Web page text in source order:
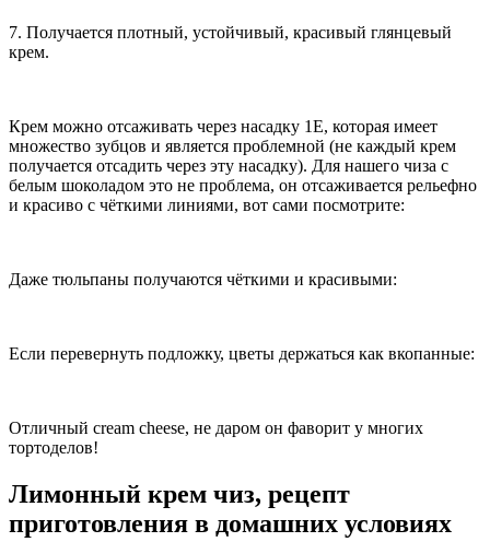
7. Получается плотный, устойчивый, красивый глянцевый
крем.
Крем можно отсаживать через насадку 1Е, которая имеет
множество зубцов и является проблемной (не каждый крем
получается отсадить через эту насадку). Для нашего чиза с
белым шоколадом это не проблема, он отсаживается рельефно
и красиво с чёткими линиями, вот сами посмотрите:
Даже тюльпаны получаются чёткими и красивыми:
Если перевернуть подложку, цветы держаться как вкопанные:
Отличный cream cheese, не даром он фаворит у многих
тортоделов!
Лимонный крем чиз, рецепт
приготовления в домашних условиях